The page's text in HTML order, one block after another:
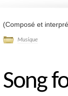
(Composé et
Musique
Song